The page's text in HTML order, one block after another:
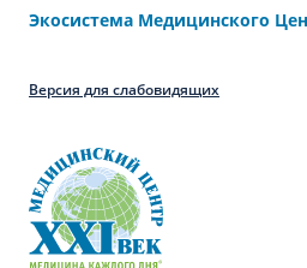
Экосистема Медицинского
Версия для слабовидящих